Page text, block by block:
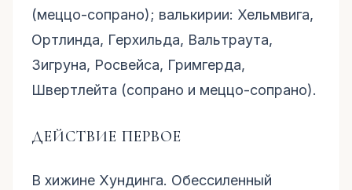
(меццо-сопрано); валькирии: Хельмвига,
Ортлинда, Герхильда, Вальтраута,
Зигруна, Росвейса, Гримгерда,
Швертлейта (сопрано и меццо-сопрано).
ДЕЙСТВИЕ ПЕРВОЕ
В хижине Хундинга. Обессиленный